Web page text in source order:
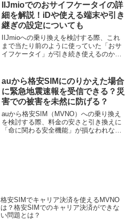
（MVNO）では、家族間であっても名義
を書き換える「譲...
IIJmioでのおサイフケータイの詳
細を解説！iDや使える端末や引き
継ぎの設定についても
IIJmioへの乗り換えを検討する際、これ
まで当たり前のように使っていた「おサ
イフケータイ」が引き続き使えるのかど
利用できます。ちょっと前までは「格安
SIMにする...
auから格安SIMにのりかえた場合
に緊急地震速報を受信できる？災
害での被害を未然に防げる？
auから格安SIM（MVNO）への乗り換え
を検討する際、料金の安さと引き換えに
「命に関わる安全機能」が損なわれない
格安SIMでキャリア決済を使えるMVNO
は？格安SIMでのキャリア決済ができな
い問題とは？